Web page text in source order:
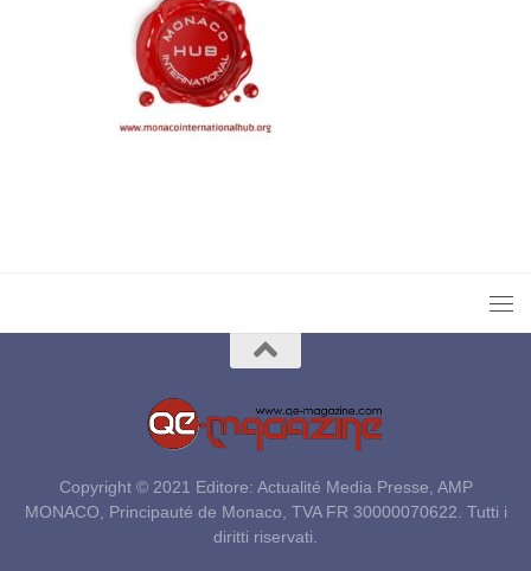
Copyright © 2021 Editore: Actualité Media Presse, AMP
MONACO, Principauté de Monaco, TVA FR 30000070622. Tutti i
diritti riservati.